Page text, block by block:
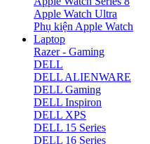
Apple Watch Ultra
Phụ kiện Apple Watch
Laptop
Razer - Gaming
DELL
DELL ALIENWARE
DELL Gaming
DELL Inspiron
DELL XPS
DELL 15 Series
DELL 16 Series